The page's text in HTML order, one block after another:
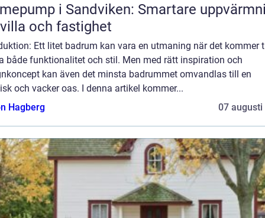
i Sandviken: Smartare
och fastighet
Ett litet badrum kan vara en utmaning när det kommer
både funktionalitet och stil. Men med rätt inspiration och
kan även det minsta badrummet omvandlas till en
och vacker oas. I denna artikel kommer...
Hagberg
07 augusti